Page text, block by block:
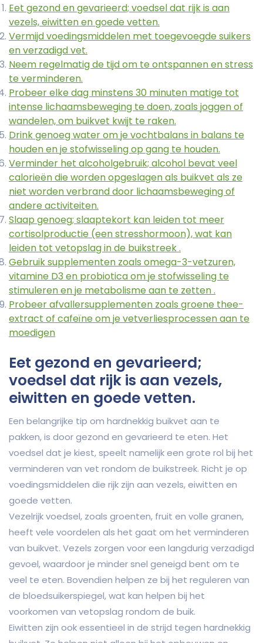
Eet gezond en gevarieerd; voedsel dat rijk is aan
vezels, eiwitten en goede vetten.
Vermijd voedingsmiddelen met toegevoegde suikers
en verzadigd vet.
Neem regelmatig de tijd om te ontspannen en stress
te verminderen.
Probeer elke dag minstens 30 minuten matige tot
intense lichaamsbeweging te doen, zoals joggen of
wandelen, om buikvet kwijt te raken.
Drink genoeg water om je vochtbalans in balans te
houden en je stofwisseling op gang te houden.
Verminder het alcoholgebruik; alcohol bevat veel
calorieën die worden opgeslagen als buikvet als ze
niet worden verbrand door lichaamsbeweging of
andere activiteiten.
Slaap genoeg; slaaptekort kan leiden tot meer
cortisolproductie (een stresshormoon), wat kan
leiden tot vetopslag in de buikstreek .
Gebruik supplementen zoals omega-3-vetzuren,
vitamine D3 en probiotica om je stofwisseling te
stimuleren en je metabolisme aan te zetten .
Probeer afvallersupplementen zoals groene thee-
extract of cafeïne om je vetverliesprocessen aan te
moedigen
Eet gezond en gevarieerd;
voedsel dat rijk is aan vezels,
eiwitten en goede vetten.
Een belangrijke tip om hardnekkig buikvet aan te
pakken, is door gezond en gevarieerd te eten. Het
voedsel dat je kiest, speelt namelijk een grote rol bij het
verminderen van vet rondom de buikstreek. Richt je op
voedingsmiddelen die rijk zijn aan vezels, eiwitten en
goede vetten.
Vezelrijk voedsel, zoals groenten, fruit en volle granen,
heeft vele voordelen als het gaat om het verminderen
van buikvet. Vezels zorgen voor een langdurig verzadigd
gevoel, waardoor je minder snel geneigd bent om te
veel te eten. Bovendien helpen ze bij het reguleren van
de bloedsuikerspiegel, wat kan helpen bij het
voorkomen van vetopslag rondom de buik.
Eiwitten zijn ook essentieel in de strijd tegen hardnekkig